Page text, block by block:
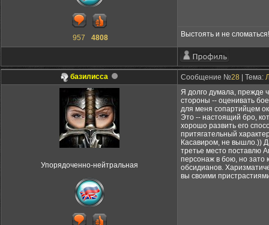
957 4808 Выстоять и не сломаться!
базилисса Сообщение №28 | Тема:
Упорядоченно-нейтральная
Я долго думала, прежде
стороны -- оценивать
для меня сопартийцем
Это -- настоящий бро,
хорошо развить его
притягательный
Касавиром, не вышло.))
третье место поставлю
персонаж в бою, но зато
обсидианов.
вы своими